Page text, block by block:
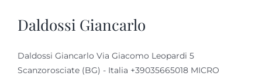
Daldossi Giancarlo
Daldossi Giancarlo Via Giacomo Leopardi 5
Scanzorosciate (BG) - Italia +39035665018 MICRO